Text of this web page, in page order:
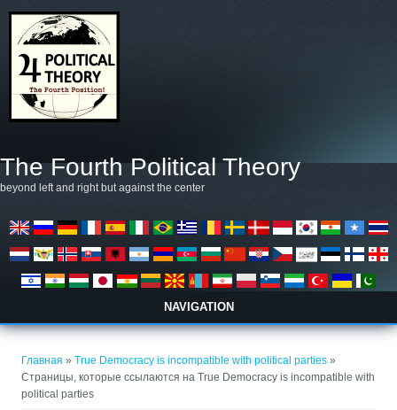
The Fourth Political Theory
beyond left and right but against the center
NAVIGATION
Главная »True Democracy is incompatible with political parties »
Страницы, которые ссылаются на True Democracy is incompatible with
political parties